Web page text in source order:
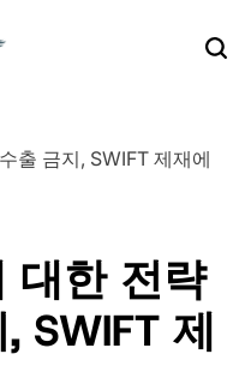
대한 전략
SWIFT 제